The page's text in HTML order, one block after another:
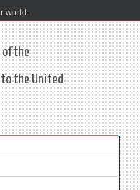
world.
of the
to the United